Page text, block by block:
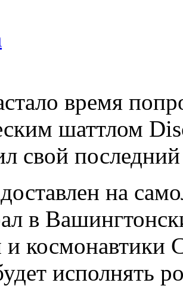
время
шаттлом
свой последний
на
в
и космонавтики
исполнять